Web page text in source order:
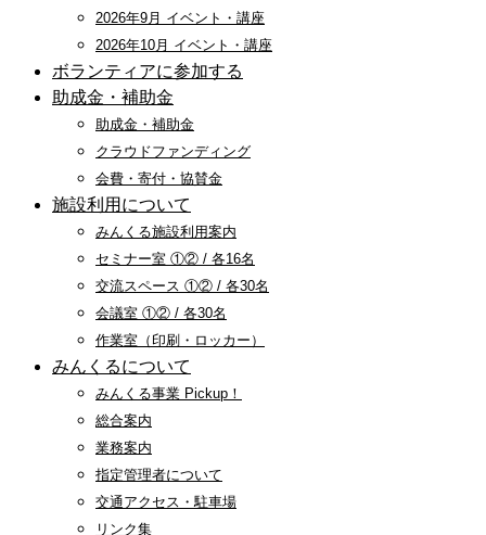
2026年9月 イベント・講座
2026年10月 イベント・講座
ボランティアに参加する
助成金・補助金
助成金・補助金
クラウドファンディング
会費・寄付・協賛金
施設利用について
みんくる施設利用案内
セミナー室 ①② / 各16名
交流スペース ①② / 各30名
会議室 ①② / 各30名
作業室（印刷・ロッカー）
みんくるについて
みんくる事業 Pickup！
総合案内
業務案内
指定管理者について
交通アクセス・駐車場
リンク集